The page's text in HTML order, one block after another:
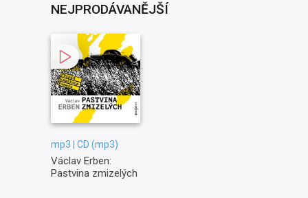
NEJPRODÁVANĚJŠÍ
mp3 | CD (mp3)
Václav Erben:
Pastvina zmizelých